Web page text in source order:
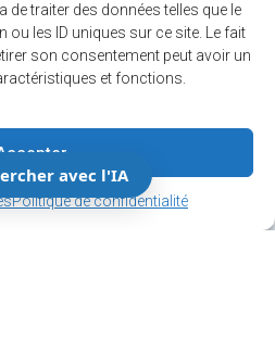
traiter des données telles que le
les ID uniques sur ce site. Le fait
son consentement peut avoir un
et fonctions.
Politique de confidentialité